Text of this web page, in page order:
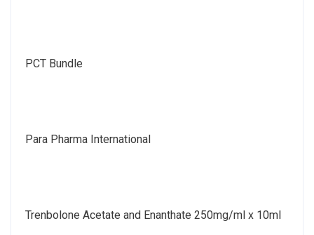
PCT Bundle
Para Pharma International
Trenbolone Acetate and Enanthate 250mg/ml x 10ml